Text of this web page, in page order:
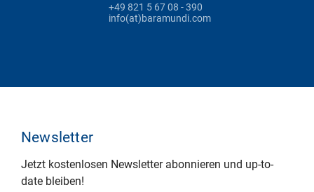
+49 821 5 67 08 - 390
info(at)baramundi.com
Newsletter
Jetzt kostenlosen Newsletter abonnieren und up-to-
date bleiben!